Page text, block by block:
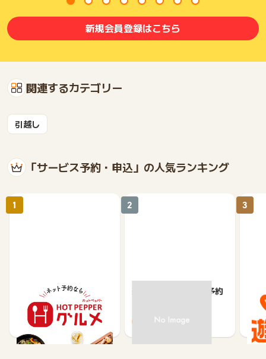
新規会員登録はこちら
関連するカテゴリー
引越し
「サービス予約・申込」の人気ランキング
【ホットペッパーグル
メ】レストラン予約
85
1
楽天ぐるなびネット予約
80
2 3